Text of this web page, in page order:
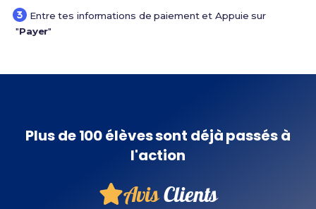
Entre tes informations de paiement et Appuie sur
"Payer"
Plus de 100 élèves sont déjà passés à
l'action
AvisClients